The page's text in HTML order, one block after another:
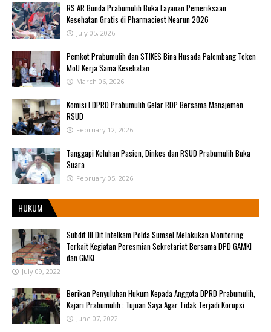
RS AR Bunda Prabumulih Buka Layanan Pemeriksaan
Kesehatan Gratis di Pharmaciest Nearun 2026
July 05, 2026
Pemkot Prabumulih dan STIKES Bina Husada Palembang Teken
MoU Kerja Sama Kesehatan
March 06, 2026
Komisi I DPRD Prabumulih Gelar RDP Bersama Manajemen
RSUD
February 12, 2026
Tanggapi Keluhan Pasien, Dinkes dan RSUD Prabumulih Buka
Suara
February 05, 2026
HUKUM
Subdit III Dit Intelkam Polda Sumsel Melakukan Monitoring
Terkait Kegiatan Peresmian Sekretariat Bersama DPD GAMKI
dan GMKI
July 09, 2022
Berikan Penyuluhan Hukum Kepada Anggota DPRD Prabumulih,
Kajari Prabumulih : Tujuan Saya Agar Tidak Terjadi Korupsi
June 07, 2022